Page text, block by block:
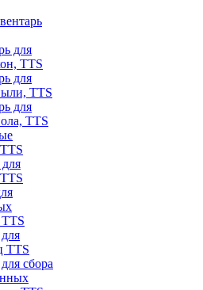
для
TTS
для
TTS
для
TTS
TTS
сбора